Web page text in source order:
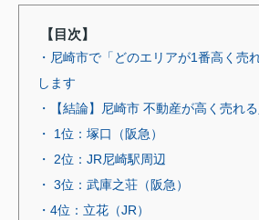
【目次】
・尼崎市で「どのエリアが1番高く売
します
・【結論】尼崎市 不動産が高く売れ
・ 1位：塚口（阪急）
・ 2位：JR尼崎駅周辺
・ 3位：武庫之荘（阪急）
・4位：立花（JR）